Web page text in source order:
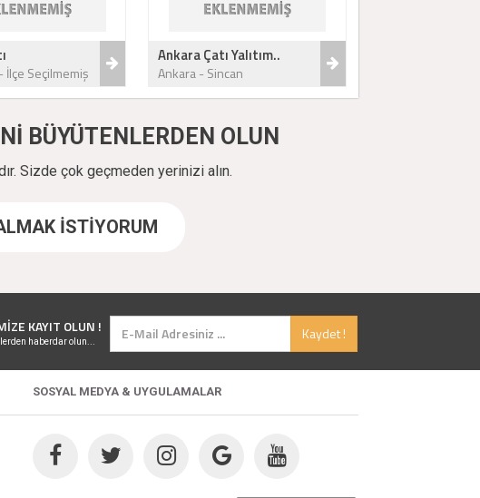
İlçe Seçilmemiş
Ankara Çatı Yalıtım..
Ankara - Sincan
BÜYÜTENLERDEN OLUN
Sizde çok geçmeden yerinizi alın.
İSTİYORUM
KAYIT OLUN ! Kaydet !
haberdar olun...
SOSYAL MEDYA & UYGULAMALAR